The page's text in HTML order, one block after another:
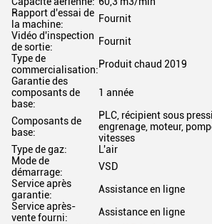
Rapport d'essai de
la machine:
Fournit
Vidéo d'inspection
de sortie:
Fournit
Type de
commercialisation:Produit chaud 2019
Garantie des
composants de
base:
1 année
Composants de
base:
PLC, récipient sous
engrenage, moteur,
vitesses
Type de gaz:
L'air
Mode de
démarrage:
VSD
Service après
garantie:
Assistance en ligne
Service après-
vente fourni:
Assistance en ligne